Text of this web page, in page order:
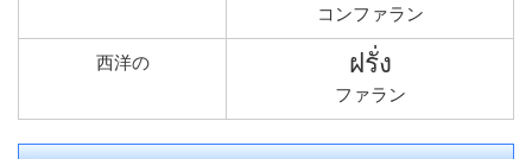
コンファラン
西洋の ฝรั่ง
ファラン